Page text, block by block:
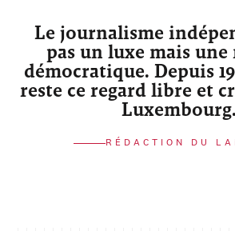
Le journalisme
pas un luxe mais une
démocratique. Depuis
reste ce regard libre et
Luxembourg.
RÉDACTION DU